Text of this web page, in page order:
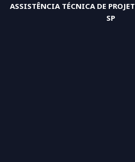
ASSISTÊNCIA TÉCNICA DE
SP